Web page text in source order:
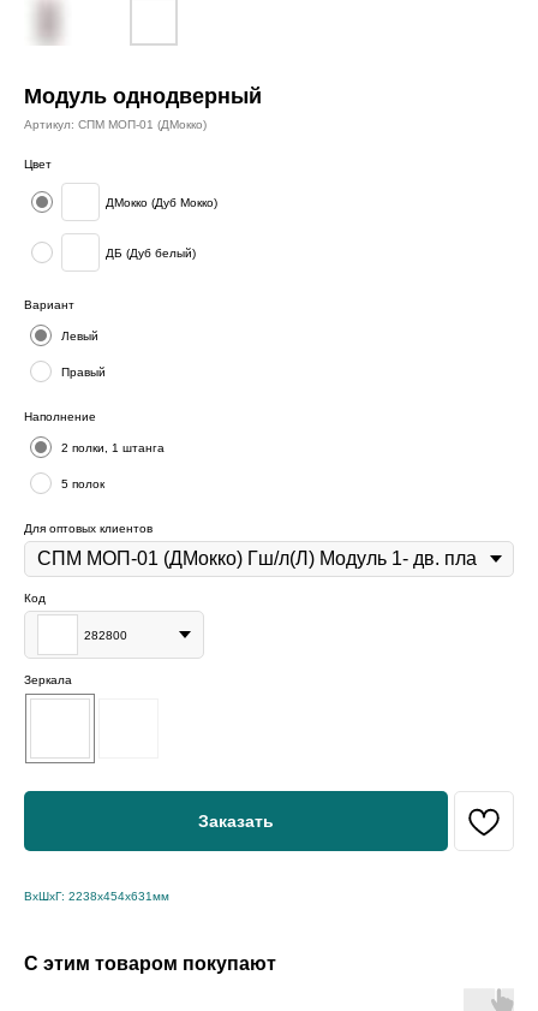
Модуль однодверный
Артикул: СПМ МОП-01 (ДМокко)
Цвет
ДМокко (Дуб Мокко)
ДБ (Дуб белый)
Вариант
Левый
Правый
Наполнение
2 полки, 1 штанга
5 полок
Для оптовых клиентов
Код
282800
Зеркала
Заказать
ВхШхГ: 2238х454х631мм
С этим товаром покупают